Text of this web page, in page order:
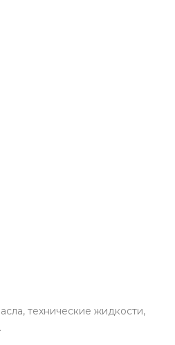
технические жидкости,